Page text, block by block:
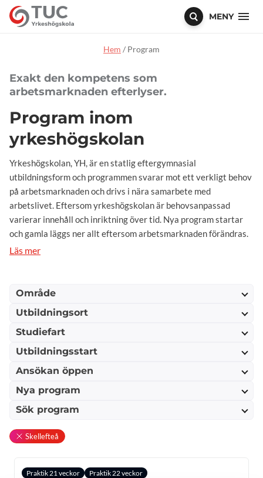
MENY
Hem / Program
Exakt den kompetens som
arbetsmarknaden efterlyser.
Program inom
yrkeshögskolan
Yrkeshögskolan, YH, är en statlig eftergymnasial
utbildningsform och programmen svarar mot ett verkligt behov
på arbetsmarknaden och drivs i nära samarbete med
arbetslivet. Eftersom yrkeshögskolan är behovsanpassad
varierar innehåll och inriktning över tid. Nya program startar
och gamla läggs ner allt eftersom arbetsmarknaden förändras.
Läs mer
Område
Utbildningsort
Studiefart
Utbildningsstart
Ansökan öppen
Nya program
Sök program
Skellefteå
Praktik 21 veckor Praktik 22 veckor